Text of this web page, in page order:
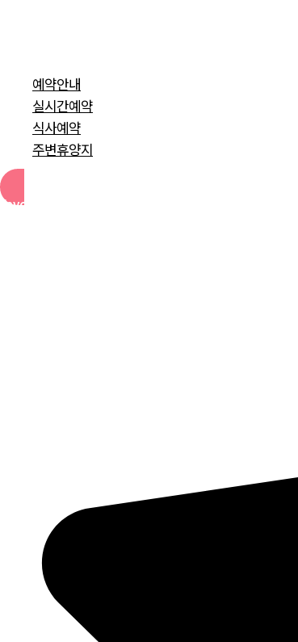
예약안내
실시간예약
식사예약
주변휴양지
Favorite